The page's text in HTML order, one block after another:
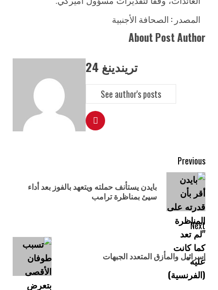
المصدر : الصحافة الأجنبية
About Post Author
تريندينغ 24
See author's posts
Previous
بايدن يستأنف حملته ويتعهد بالفوز بعد أداء
سيئ بمناظرة ترامب
Next
إسرائيل والمأزق المتعدد الجبهات